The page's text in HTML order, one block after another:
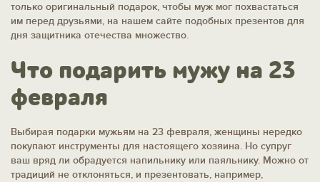
только оригинальный подарок, чтобы муж мог похвастаться
им перед друзьями, на нашем сайте подобных презентов для
дня защитника отечества множество.
Что подарить мужу на 23
февраля
Выбирая подарки мужьям на 23 февраля, женщины нередко
покупают инструменты для настоящего хозяина. Но супруг
ваш вряд ли обрадуется напильнику или паяльнику. Можно от
традиций не отклоняться, и презентовать, например,